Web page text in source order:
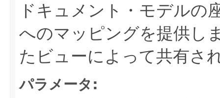
ドキュメント・モデルの
へのマッピングを提供し
たビューによって共有さ
パラメータ: